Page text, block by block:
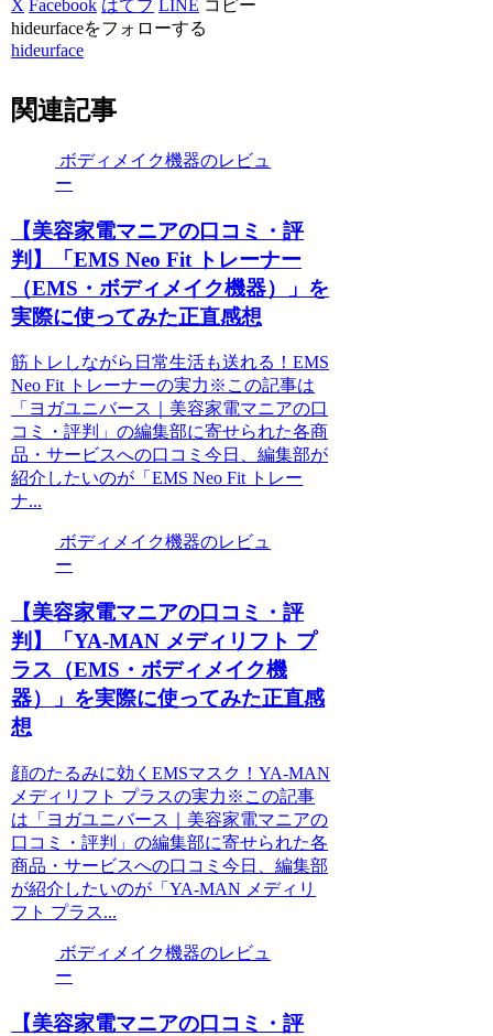
X Facebook はてブ LINE コピー
hideurfaceをフォローする
hideurface
関連記事
ボディメイク機器のレビュ
ー
【美容家電マニアの口コミ・評
判】「EMS Neo Fit トレーナー
（EMS・ボディメイク機器）」を
実際に使ってみた正直感想
筋トレしながら日常生活も送れる！EMS
Neo Fit トレーナーの実力※この記事は
「ヨガユニバース｜美容家電マニアの口
コミ・評判」の編集部に寄せられた各商
品・サービスへの口コミ今日、編集部が
紹介したいのが「EMS Neo Fit トレー
ナ...
ボディメイク機器のレビュ
ー
【美容家電マニアの口コミ・評
判】「YA-MAN メディリフト プ
ラス（EMS・ボディメイク機
器）」を実際に使ってみた正直感
想
顔のたるみに効くEMSマスク！YA-MAN
メディリフト プラスの実力※この記事
は「ヨガユニバース｜美容家電マニアの
口コミ・評判」の編集部に寄せられた各
商品・サービスへの口コミ今日、編集部
が紹介したいのが「YA-MAN メディリ
フト プラス...
ボディメイク機器のレビュ
ー
【美容家電マニアの口コミ・評